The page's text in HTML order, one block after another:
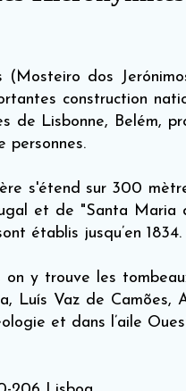
(Mosteiro dos
construction
de Lisbonne, Belém,
personnes.
s'étend sur 300
et de "Santa Maria
établis jusqu’en 1834.
y trouve les
Luís Vaz de Camões,
et dans l’aile